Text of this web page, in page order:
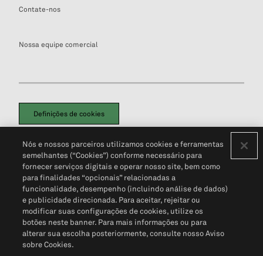
Contate-nos
Nossa equipe comercial
Definições de cookies
Política de PrivacidadePortal de privacidade do cliente (em inglês)
Não Venda Minhas Informações Pessoais© 2026 S&P Global
Nós e nossos parceiros utilizamos cookies e ferramentas
semelhantes (“Cookies”) conforme necessário para
fornecer serviços digitais e operar nosso site, bem como
para finalidades “opcionais” relacionadas a
funcionalidade, desempenho (incluindo análise de dados)
e publicidade direcionada. Para aceitar, rejeitar ou
modificar suas configurações de cookies, utilize os
botões neste banner. Para mais informações ou para
alterar sua escolha posteriormente, consulte nosso Aviso
sobre Cookies.